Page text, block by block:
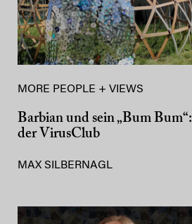
MORE PEOPLE + VIEWS
Barbian und sein „Bum Bum“:
der VirusClub
MAX SILBERNAGL